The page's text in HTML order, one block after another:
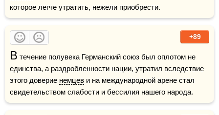
которое легче утратить, нежели приобрести.
+89
В течение полувека Германский союз был оплотом не
единства, а раздробленности нации, утратил вследствие
этого доверие немцев и на международной арене стал
свидетельством слабости и бессилия нашего народа.